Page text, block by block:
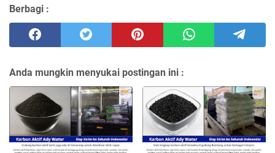
Berbagi :
Anda mungkin menyukai postingan ini :